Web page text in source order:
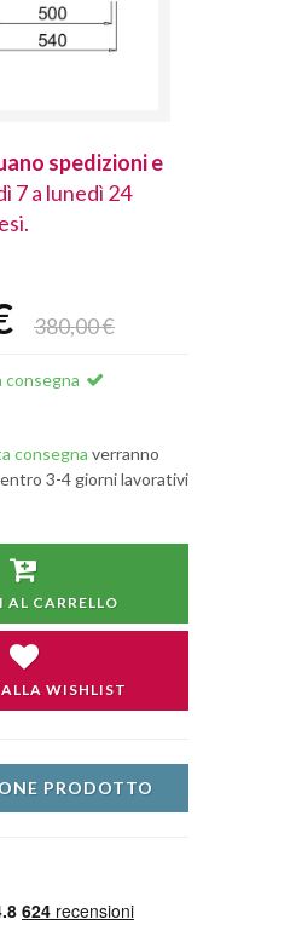
spedizioni e
7 a lunedì 24
380,00 €
consegna
consegna verranno
3-4 giorni lavorativi
AL CARRELLO
WISHLIST
PRODOTTO